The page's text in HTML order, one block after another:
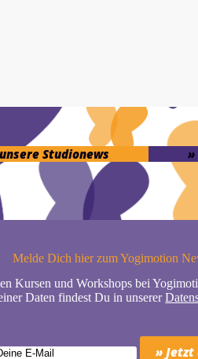
Studionews »
Melde Dich hier zum Yogimotion
Kursen und Workshops bei
Daten findest Du in unserer